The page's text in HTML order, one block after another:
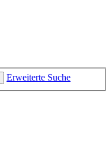
Erweiterte Suche